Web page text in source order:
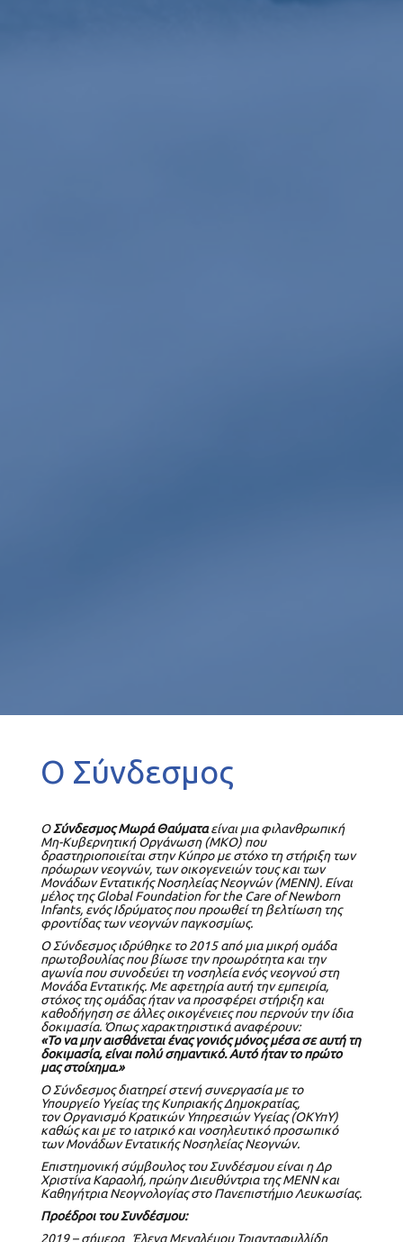
Ο Σύνδεσμος
ΟΣύνδεσμος Μωρά Θαύματαείναι μια φιλανθρωπική
Μη-Κυβερνητική Οργάνωση (ΜΚΟ) που
δραστηριοποιείται στην Κύπρο με στόχο τη στήριξη των
πρόωρων νεογνών, των οικογενειών τους και των
Μονάδων Εντατικής Νοσηλείας Νεογνών (ΜΕΝΝ). Είναι
μέλος τηςGlobal Foundation for the Careof Newborn
Infants, ενός Ιδρύματος που προωθεί τη βελτίωση της
φροντίδας των νεογνών παγκοσμίως.
Ο Σύνδεσμος ιδρύθηκε το 2015 από μια μικρή ομάδα
πρωτοβουλίας που βίωσε την προωρότητα και την
αγωνία που συνοδεύει τη νοσηλεία ενός νεογνού στη
Μονάδα Εντατικής. Με αφετηρία αυτή την εμπειρία,
στόχος της ομάδας ήταν να προσφέρει στήριξη και
καθοδήγηση σε άλλες οικογένειες που περνούν την ίδια
δοκιμασία. Όπως χαρακτηριστικά αναφέρουν:
«Το να μην αισθάνεται ένας γονιός μόνος μέσα σε αυτή τη
δοκιμασία, είναι πολύ σημαντικό. Αυτό ήταν το πρώτο
μας στοίχημα.»
Ο Σύνδεσμος διατηρεί στενή συνεργασία με το
Υπουργείο Υγείας της Κυπριακής Δημοκρατίας,
τονΟργανισμό Κρατικών Υπηρεσιών Υγείας (ΟΚΥπΥ)
καθώς και με το ιατρικό και νοσηλευτικό προσωπικό
των Μονάδων Εντατικής Νοσηλείας Νεογνών.
Επιστημονική σύμβουλος του Συνδέσμου είναι η Δρ
Χριστίνα Καραολή, πρώην Διευθύντρια της ΜΕΝΝ και
Καθηγήτρια Νεογνολογίας στοΠανεπιστήμιο Λευκωσίας.
Προέδροι του Συνδέσμου:
2019 – σήμερα
Έλενα Μεγαλέμου Τριανταφυλλίδη